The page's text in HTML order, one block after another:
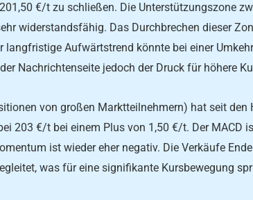
€/t zu schließen. Die Unterstützungszone
widerstandsfähig. Das Durchbrechen dieser
langfristige Aufwärtstrend könnte bei einer
Nachrichtenseite jedoch der Druck für höhere
von großen Marktteilnehmern) hat seit
203 €/t bei einem Plus von 1,50 €/t. Der MACD
ist wieder eher negativ. Die Verkäufe
was für eine signifikante Kursbewegung